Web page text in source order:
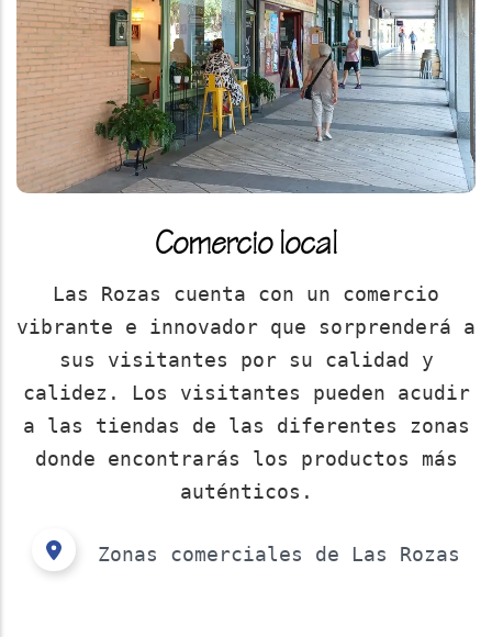
Comercio local
Las Rozas cuenta con un comercio
vibrante e innovador que sorprenderá a
sus visitantes por su calidad y
calidez. Los visitantes pueden acudir
a las tiendas de las diferentes zonas
donde encontrarás los productos más
auténticos.
Zonas comerciales de Las Rozas